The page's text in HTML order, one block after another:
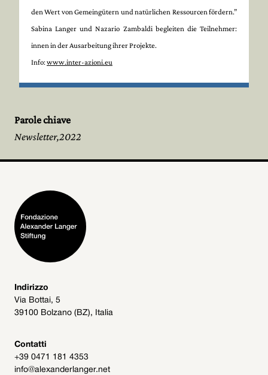
den Wert von Gemeingütern und natürlichen Ressourcen fördern.”
Sabina Langer und Nazario Zambaldi begleiten die Teilnehmer:
innen in der Ausarbeitung ihrer Projekte.
Info:www.inter-azioni.eu
Parole chiave
Newsletter,2022
Indirizzo
Via Bottai, 5
39100 Bolzano (BZ), Italia
Contatti
+39 0471 181 4353
info@alexanderlanger.net